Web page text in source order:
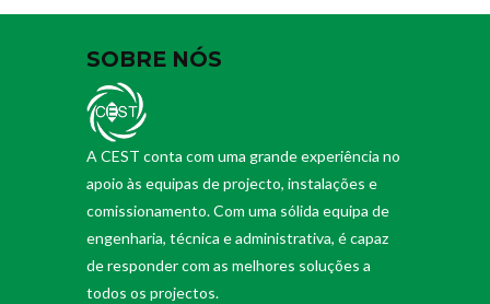
SOBRE NÓS
A CEST conta com uma grande experiência no
apoio às equipas de projecto, instalações e
comissionamento. Com uma sólida equipa de
engenharia, técnica e administrativa, é capaz
de responder com as melhores soluções a
todos os projectos.